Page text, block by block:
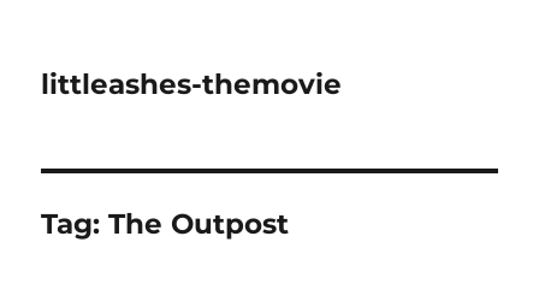
littleashes-themovie
Tag:The Outpost